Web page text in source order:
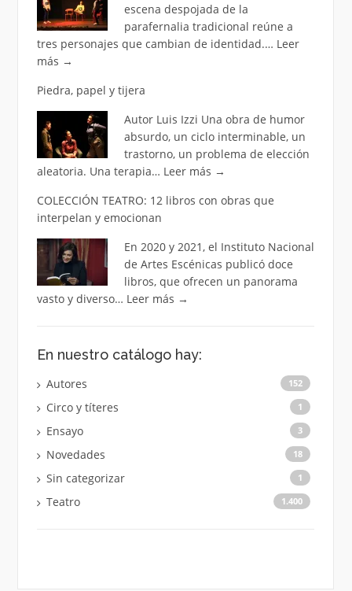
escena despojada de la
parafernalia tradicional reúne a
tres personajes que cambian de identidad.… Leer
más →
Piedra, papel y tijera
Autor Luis Izzi Una obra de humor
absurdo, un ciclo interminable, un
trastorno, un problema de elección
aleatoria. Una terapia… Leer más →
COLECCIÓN TEATRO: 12 libros con obras que
interpelan y emocionan
En 2020 y 2021, el Instituto Nacional
de Artes Escénicas publicó doce
libros, que ofrecen un panorama
vasto y diverso… Leer más →
En nuestro catálogo hay:
Autores 152
Circo y títeres 1
Ensayo 3
Novedades 18
Sin categorizar 1
Teatro 1.400